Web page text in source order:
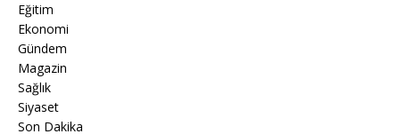
Eğitim
Ekonomi
Gündem
Magazin
Sağlık
Siyaset
Son Dakika